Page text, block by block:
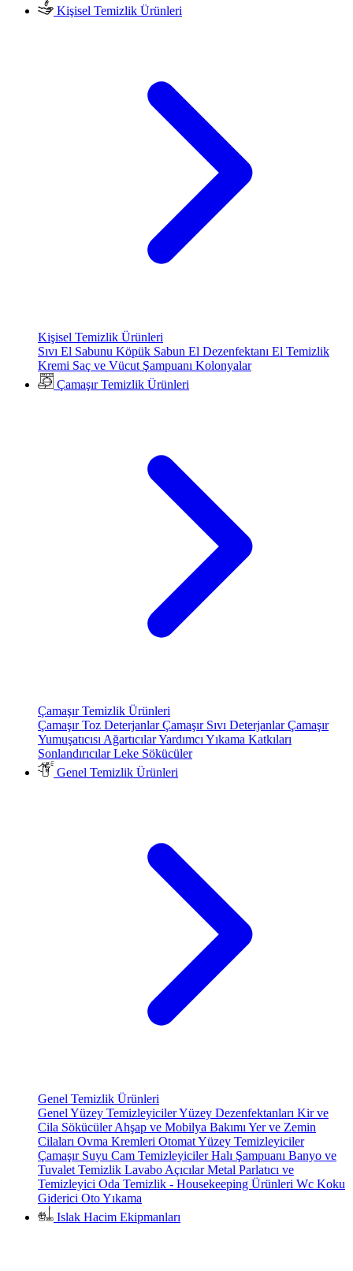
Kişisel Temizlik Ürünleri
Kişisel Temizlik Ürünleri
Sıvı El Sabunu Köpük Sabun El Dezenfektanı El Temizlik
Kremi Saç ve Vücut Şampuanı Kolonyalar
Çamaşır Temizlik Ürünleri
Çamaşır Temizlik Ürünleri
Çamaşır Toz DeterjanlarÇamaşır Sıvı DeterjanlarÇamaşır
Yumuşatıcısı AğartıcılarYardımcı Yıkama Katkıları
SonlandırıcılarLeke Sökücüler
Genel Temizlik Ürünleri
Genel Temizlik Ürünleri
Genel Yüzey TemizleyicilerYüzey Dezenfektanları Kir ve
Cila SökücülerAhşap ve Mobilya Bakımı Yer ve Zemin
Cilaları Ovma Kremleri Otomat Yüzey Temizleyiciler
Çamaşır Suyu Cam TemizleyicilerHalı Şampuanı Banyo ve
Tuvalet Temizlik Lavabo AçıcılarMetal Parlatıcı ve
Temizleyici Oda Temizlik - Housekeeping Ürünleri Wc Koku
Giderici Oto Yıkama
Islak Hacim Ekipmanları